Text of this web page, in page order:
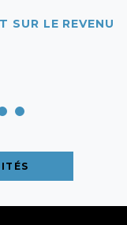
SUR LE REVENU